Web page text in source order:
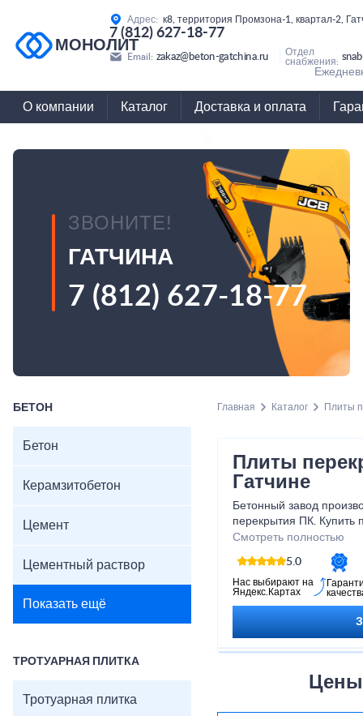
МОНОЛИТ
Адрес: к8, территория Промзона-1, квартал-2,
7 (812) 627-18-77
Email: zakaz@beton-gatchina.ru
Отдел
снабжения:
О компании Каталог Доставка и оплата
ЗВОНИТЕ!
ГАТЧИНА
7 (812) 627-18-77
БЕТОН
Бетон
Керамзитобетон
Цемент
Цементный раствор
Показать ещё
ТРОТУАРНАЯ ПЛИТКА
Тротуарная плитка
Главная Каталог Плиты
Плиты
Гатчине
Бетонный завод
перекрытия ПК. Купить
можно по низкой цене
Смотреть полностью
5.0
Нас выбирают на
Яндекс.Картах